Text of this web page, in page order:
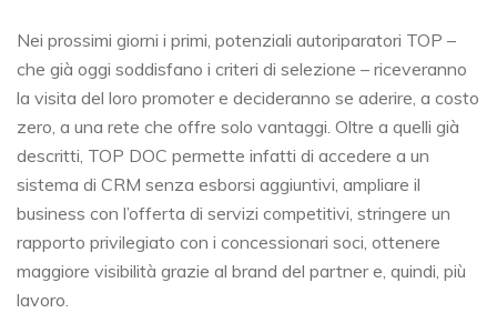
Nei prossimi giorni i primi, potenziali autoriparatori TOP –
che già oggi soddisfano i criteri di selezione – riceveranno
la visita del loro promoter e decideranno se aderire, a costo
zero, a una rete che offre solo vantaggi. Oltre a quelli già
descritti, TOP DOC permette infatti di accedere a un
sistema di CRM senza esborsi aggiuntivi, ampliare il
business con l’offerta di servizi competitivi, stringere un
rapporto privilegiato con i concessionari soci, ottenere
maggiore visibilità grazie al brand del partner e, quindi, più
lavoro.